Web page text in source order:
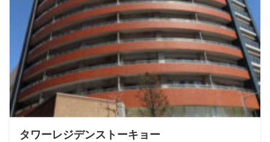
タワーレジデンストーキョー